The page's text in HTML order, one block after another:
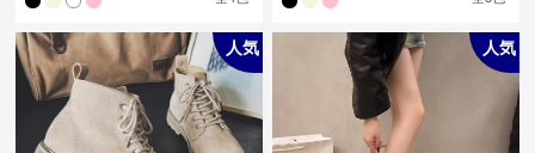
人気 人気